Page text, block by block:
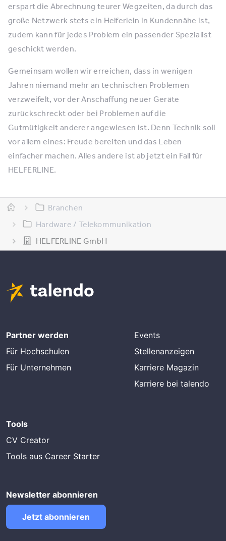
erspart die Abrechnung teurer Wegzeiten, da durch das
große Netzwerk stets ein Helferlein in Kundennähe ist,
zudem kann für jedes Problem ein passender Spezialist
geschickt werden.
Gemeinsam wollen wir erreichen, dass in wenigen
Jahren niemand mehr an technischen Problemen
verzweifelt, vor der Anschaffung neuer Geräte
zurückschreckt oder bei Problemen auf die
Gutmütigkeit anderer angewiesen ist. Denn Technik soll
vor allem eines: Freude bereiten und das Leben
einfacher machen. Alles andere ist ab jetzt ein Fall für
HELFERLINE.
Branchen
Hardware / Telekommunikation
HELFERLINE GmbH
Partner werden
Für Hochschulen
Für Unternehmen
Events
Stellenanzeigen
Karriere Magazin
Karriere bei talendo
Tools
CV Creator
Tools aus Career Starter
Newsletter abonnieren
Jetzt abonnieren